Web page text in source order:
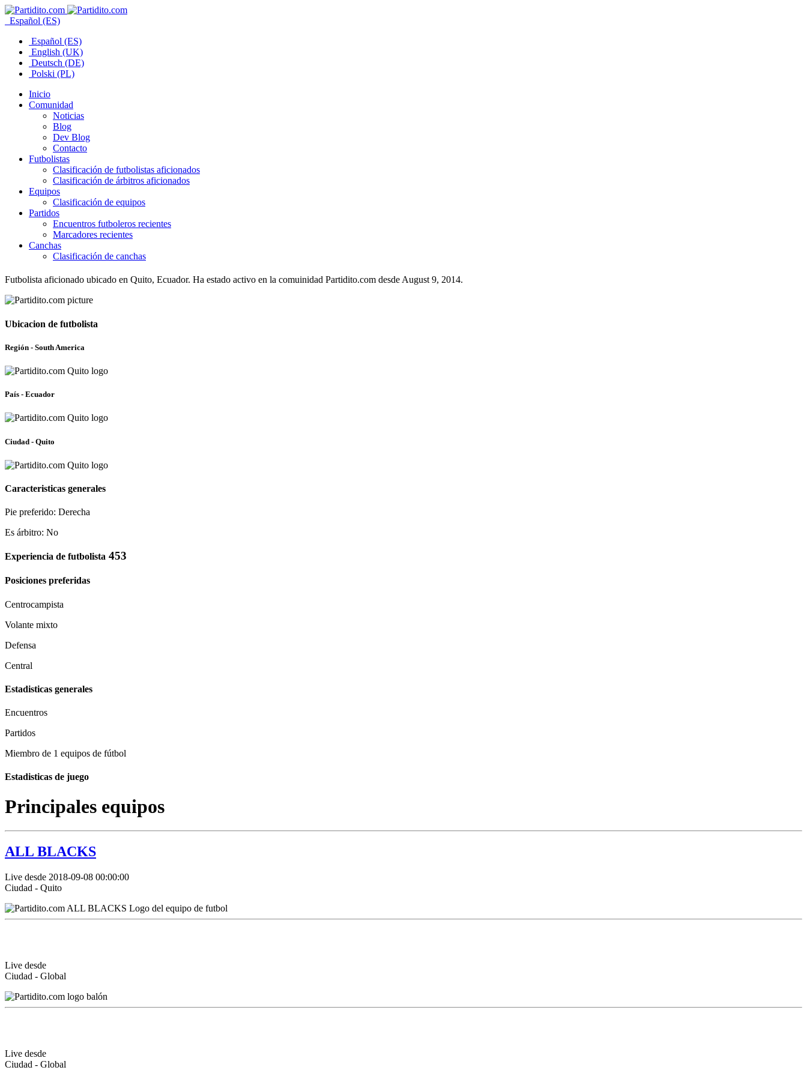
Español (ES)
Español (ES)
English (UK)
Deutsch (DE)
Polski (PL)
Inicio
Comunidad
Noticias
Blog
Dev Blog
Contacto
Futbolistas
Clasificación de futbolistas aficionados
Clasificación de árbitros aficionados
Equipos
Clasificación de equipos
Partidos
Encuentros futboleros recientes
Marcadores recientes
Canchas
Clasificación de canchas
Futbolista aficionado ubicado en Quito, Ecuador. Ha estado activo en la comuinidad Partidito.com desde August 9, 2014.
Ubicacion de futbolista
Región - South America
País - Ecuador
Ciudad - Quito
Caracteristicas generales
Pie preferido: Derecha
Es árbitro: No
Experiencia de futbolista 453
Posiciones preferidas
Centrocampista
Volante mixto
Defensa
Central
Estadisticas generales
Encuentros
Partidos
Miembro de 1 equipos de fútbol
Estadisticas de juego
Principales equipos
ALL BLACKS
Live desde 2018-09-08 00:00:00
Ciudad - Quito
Live desde
Ciudad - Global
Live desde
Ciudad - Global